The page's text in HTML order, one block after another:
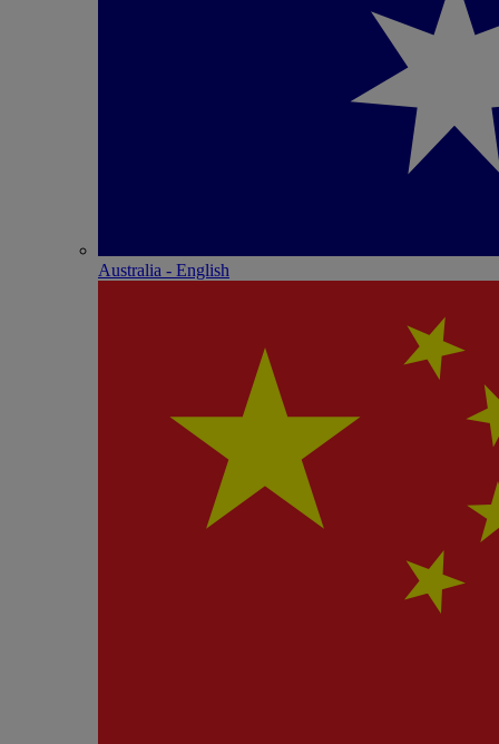
Australia - English